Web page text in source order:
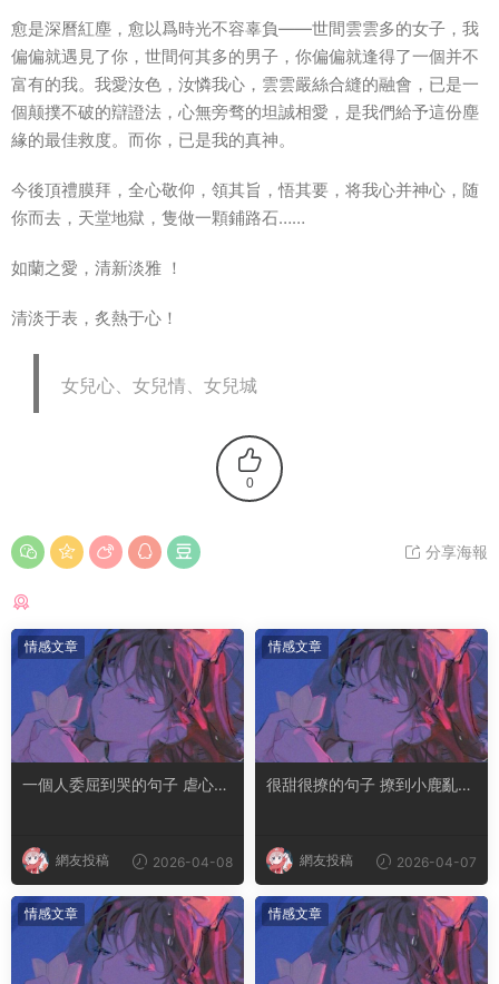
愈是深曆紅塵，愈以爲時光不容辜負――世間雲雲多的女子，我
偏偏就遇見了你，世間何其多的男子，你偏偏就逢得了一個并不
富有的我。我愛汝色，汝憐我心，雲雲嚴絲合縫的融會，已是一
個颠撲不破的辯證法，心無旁骛的坦誠相愛，是我們給予這份塵
緣的最佳救度。而你，已是我的真神。
今後頂禮膜拜，全心敬仰，領其旨，悟其要，将我心并神心，随
你而去，天堂地獄，隻做一顆鋪路石……
如蘭之愛，清新淡雅 ！
清淡于表，炙熱于心！
女兒心、女兒情、女兒城
0
分享海報
情感文章
一個人委屈到哭的句子 虐心到
網友投稿 2026-04-08
情感文章
很甜很撩的句子 撩到小鹿亂撞
網友投稿 2026-04-07
情感文章 情感文章